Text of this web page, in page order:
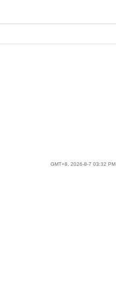
GMT+8, 2026-8-7 03:32 PM